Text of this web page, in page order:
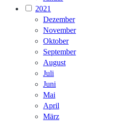
2021
Dezember
November
Oktober
September
August
Juli
Juni
Mai
April
März